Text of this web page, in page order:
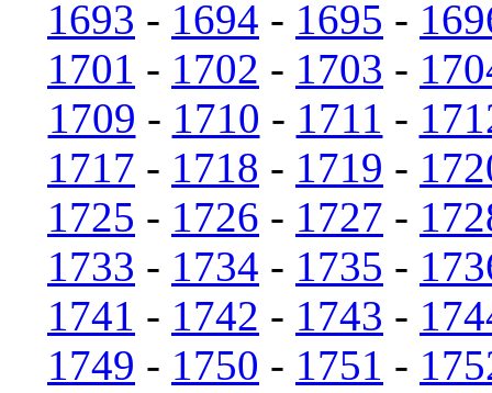
1693 - 1694 - 1695 -
1701 - 1702 - 1703 -
1709 - 1710 - 1711 -
1717 - 1718 - 1719 -
1725 - 1726 - 1727 -
1733 - 1734 - 1735 -
1741 - 1742 - 1743 -
1749 - 1750 - 1751 -